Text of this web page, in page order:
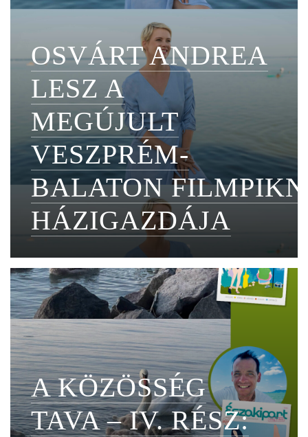
OSVÁRT ANDREA
LESZ A
MEGÚJULT
VESZPRÉM-
BALATON
HÁZIGAZDÁJA
A KÖZÖSSÉG
TAVA – IV. RÉSZ: